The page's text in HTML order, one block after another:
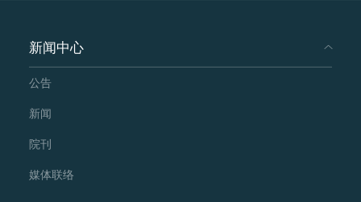
新闻中心
公告
新闻
院刊
媒体联络